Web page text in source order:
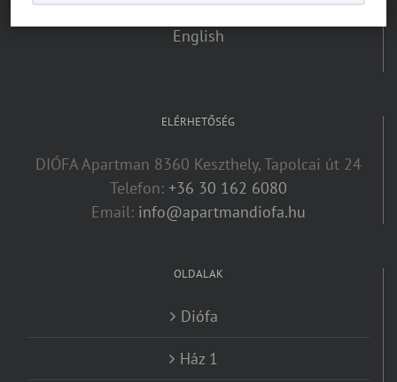
English
ELÉRHETŐSÉG
DIÓFA Apartman 8360 Keszthely, Tapolcai út 24
Telefon: +36 30 162 6080
Email: info@apartmandiofa.hu
OLDALAK
Diófa
Ház 1